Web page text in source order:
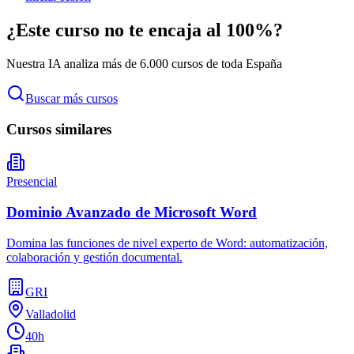
¿Este curso no te encaja al 100%?
Nuestra IA analiza más de 6.000 cursos de toda España
Buscar más cursos
Cursos similares
Presencial
Dominio Avanzado de Microsoft Word
Domina las funciones de nivel experto de Word: automatización,
colaboración y gestión documental.
GRI
Valladolid
40h